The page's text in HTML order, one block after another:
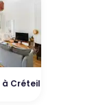
à Créteil